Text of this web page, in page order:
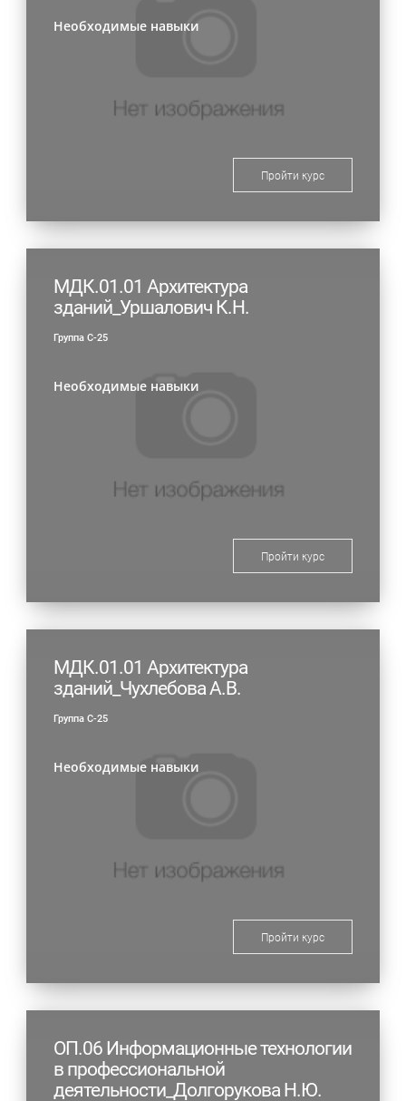
Необходимые навыки
Пройти курс
МДК.01.01 Архитектура
зданий_Уршалович К.Н.
Группа С-25
Необходимые навыки
Пройти курс
МДК.01.01 Архитектура
зданий_Чухлебова А.В.
Группа С-25
Необходимые навыки
Пройти курс
ОП.06 Информационные технологии
в профессиональной
деятельности_Долгорукова Н.Ю.